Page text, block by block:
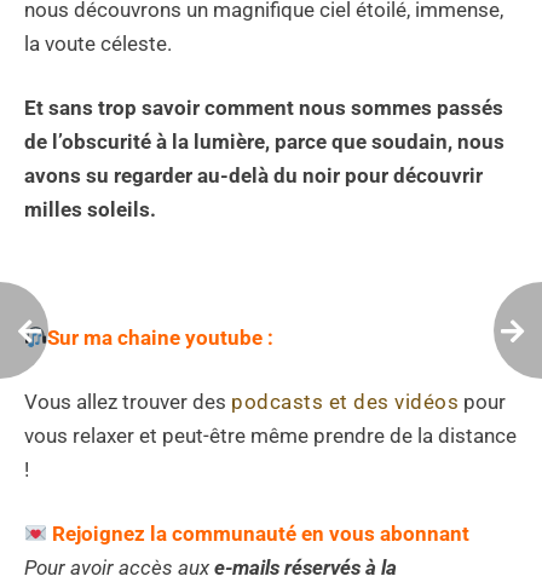
nous découvrons un magnifique ciel étoilé, immense,
la voute céleste.
Et sans trop savoir comment nous sommes passés
de l’obscurité à la lumière, parce que soudain, nous
avons su regarder au-delà du noir pour découvrir
milles soleils.
Sur ma chaine youtube :
Vous allez trouver des podcasts et des vidéos pour
vous relaxer et peut-être même prendre de la distance
!
Rejoignez la communauté en vous abonnant
Pour avoir accès aux e-mails réservés à la